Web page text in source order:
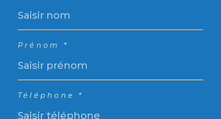
Prénom *
Téléphone *